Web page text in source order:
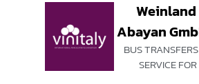
Abayan
BUS
SERVICE